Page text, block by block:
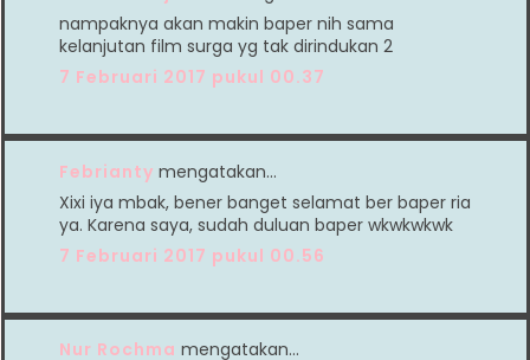
nampaknya akan makin baper nih sama
kelanjutan film surga yg tak dirindukan 2
7 Februari 2017 pukul 00.37
Febrianty mengatakan…
Xixi iya mbak, bener banget selamat ber baper ria
ya. Karena saya, sudah duluan baper wkwkwkwk
7 Februari 2017 pukul 00.56
Nur Rochma mengatakan…